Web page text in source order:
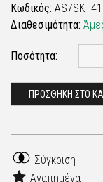
Κωδικός: AS7SKT41
Διαθεσιμότητα:
Ποσότητα:
ΠΡΟΣΘΗΚΗ ΣΤΟ
Σύγκριση
Αγαπημένα